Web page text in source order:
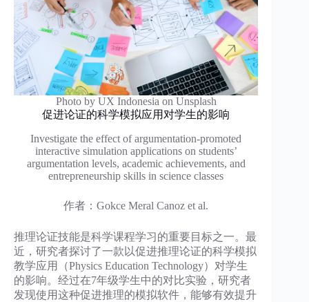
Photo by UX Indonesia on Unsplash
促进论证的科学模拟应用对学生的影响
Investigate the effect of argumentation-promoted
interactive simulation applications on students’
argumentation levels, academic achievements, and
entrepreneurship skills in science classes
作者：Gokce Meral Canoz et al.
推理论证技能是科学课程学习的重要目标之一。最
近，研究者探讨了一款以促进推理论证的科学模拟
教学应用（Physics Education Technology）对学生
的影响。经过在7年级学生中的对比实验，研究者
发现使用这种促进推理的模拟软件，能够有效提升